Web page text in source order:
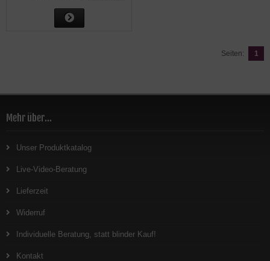
Seiten: 1
Mehr über...
Unser Produktkatalog
Live-Video-Beratung
Lieferzeit
Widerruf
Individuelle Beratung, statt blinder Kauf!
Kontakt